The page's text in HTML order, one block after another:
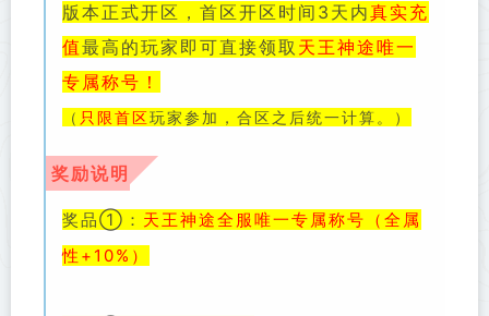
版本正式开区，首区开区时间3天内真实充
值最高的玩家即可直接领取 天王神途唯一
专属称号！
（ 只限首区玩家参加，合区之后统一计算。）
奖励说明
奖品①： 天王神途全服唯一专属称号（全属
性+10%）